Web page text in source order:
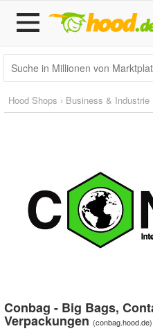
Hood Shops › Business & Industrie
Conbag - Big Bags,
Verpackungen (conbag.hood.de)